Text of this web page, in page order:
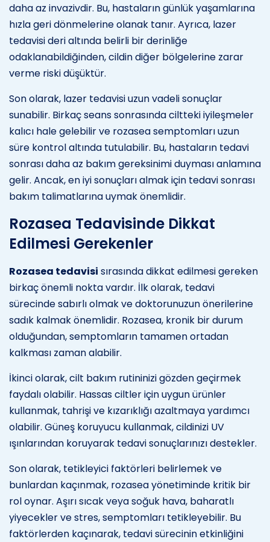
daha az invazivdir. Bu, hastaların günlük yaşamlarına
hızla geri dönmelerine olanak tanır. Ayrıca, lazer
tedavisi deri altında belirli bir derinliğe
odaklanabildiğinden, cildin diğer bölgelerine zarar
verme riski düşüktür.
Son olarak, lazer tedavisi uzun vadeli sonuçlar
sunabilir. Birkaç seans sonrasında ciltteki iyileşmeler
kalıcı hale gelebilir ve rozasea semptomları uzun
süre kontrol altında tutulabilir. Bu, hastaların tedavi
sonrası daha az bakım gereksinimi duyması anlamına
gelir. Ancak, en iyi sonuçları almak için tedavi sonrası
bakım talimatlarına uymak önemlidir.
Rozasea Tedavisinde Dikkat
Edilmesi Gerekenler
Rozasea tedavisi sırasında dikkat edilmesi gereken
birkaç önemli nokta vardır. İlk olarak, tedavi
sürecinde sabırlı olmak ve doktorunuzun önerilerine
sadık kalmak önemlidir. Rozasea, kronik bir durum
olduğundan, semptomların tamamen ortadan
kalkması zaman alabilir.
İkinci olarak, cilt bakım rutininizi gözden geçirmek
faydalı olabilir. Hassas ciltler için uygun ürünler
kullanmak, tahrişi ve kızarıklığı azaltmaya yardımcı
olabilir. Güneş koruyucu kullanmak, cildinizi UV
ışınlarından koruyarak tedavi sonuçlarınızı destekler.
Son olarak, tetikleyici faktörleri belirlemek ve
bunlardan kaçınmak, rozasea yönetiminde kritik bir
rol oynar. Aşırı sıcak veya soğuk hava, baharatlı
yiyecekler ve stres, semptomları tetikleyebilir. Bu
faktörlerden kaçınarak, tedavi sürecinin etkinliğini